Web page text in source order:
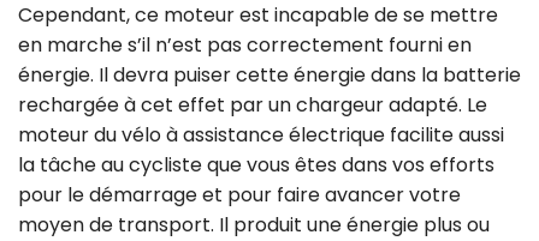
Cependant, ce moteur est incapable de se mettre
en marche s’il n’est pas correctement fourni en
énergie. Il devra puiser cette énergie dans la batterie
rechargée à cet effet par un chargeur adapté. Le
moteur du vélo à assistance électrique facilite aussi
la tâche au cycliste que vous êtes dans vos efforts
pour le démarrage et pour faire avancer votre
moyen de transport. Il produit une énergie plus ou